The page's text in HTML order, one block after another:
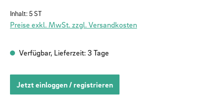
Inhalt:5 ST
Preise exkl. MwSt. zzgl. Versandkosten
Verfügbar, Lieferzeit: 3 Tage
Jetzt einloggen / registrieren